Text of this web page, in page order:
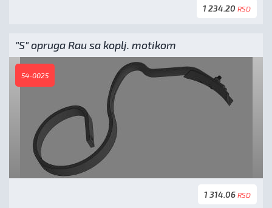
1 234.20 RSD
"S" opruga Rau sa koplj. motikom
54-0025
1 314.06 RSD